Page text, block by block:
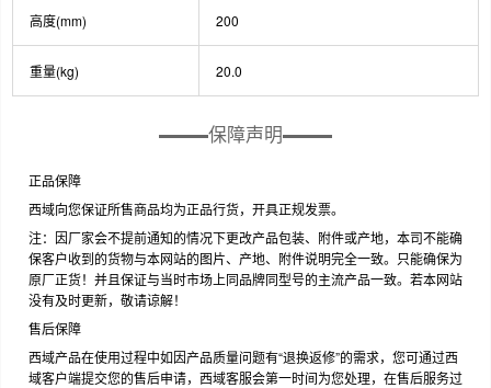
高度(mm) 200
重量(kg) 20.0
保障声明
正品保障
西域向您保证所售商品均为正品行货，开具正规发票。
注：因厂家会不提前通知的情况下更改产品包装、附件或产地，本司不能确
保客户收到的货物与本网站的图片、产地、附件说明完全一致。只能确保为
原厂正货！并且保证与当时市场上同品牌同型号的主流产品一致。若本网站
没有及时更新，敬请谅解！
售后保障
西域产品在使用过程中如因产品质量问题有“退换返修”的需求，您可通过西
域客户端提交您的售后申请，西域客服会第一时间为您处理，在售后服务过